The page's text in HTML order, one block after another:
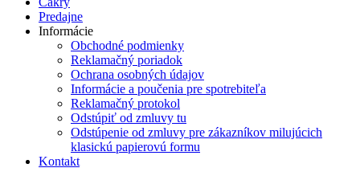
Predajne
Informácie
Obchodné podmienky
Reklamačný poriadok
Ochrana osobných údajov
Informácie a poučenia pre spotrebiteľa
Reklamačný protokol
Odstúpiť od zmluvy tu
Odstúpenie od zmluvy pre zákazníkov milujúcich
klasickú papierovú formu
Kontakt